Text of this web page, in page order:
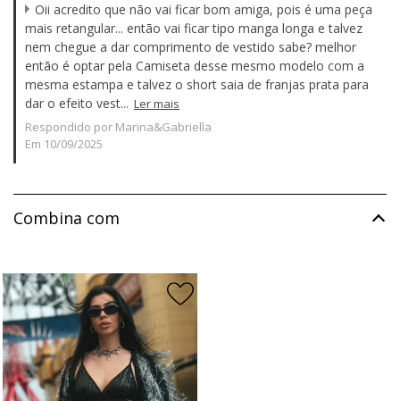
Oii acredito que não vai ficar bom amiga, pois é uma peça
mais retangular... então vai ficar tipo manga longa e talvez
nem chegue a dar comprimento de vestido sabe? melhor
então é optar pela Camiseta desse mesmo modelo com a
mesma estampa e talvez o short saia de franjas prata para
dar o efeito vest... Ler mais
Respondido por Marina&Gabriella
Em 10/09/2025
Combina com